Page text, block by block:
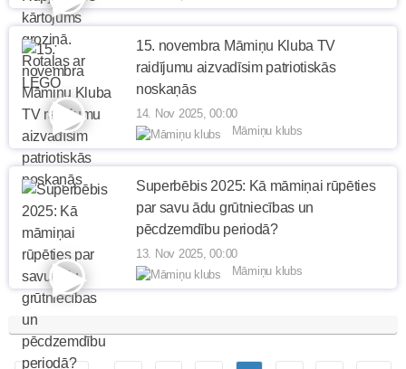
15. novembra Māmiņu Kluba TV
raidījumu aizvadīsim patriotiskās
noskaņās
14. Nov 2025, 00:00
Māmiņu klubs
Superbēbis 2025: Kā māmiņai rūpēties
par savu ādu grūtniecības un
pēcdzemdību periodā?
13. Nov 2025, 00:00
Māmiņu klubs